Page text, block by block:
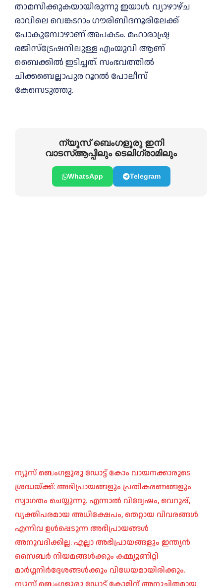
താമസിക്കുകയായിരുന്നു ഇയാൾ. വ്യാഴാഴ്ച
രാവിലെ വെങ്കടറാം ഗൗരിബിദനൂരിലേക്ക്
പോകുമ്പോഴാണ് അപകടം. മഹാരാഷ്ട്ര
രജിസ്ട്രേഷനിലുള്ള എംയുവി ആണ്
ബൈക്കിൽ ഇടിച്ചത്. സംഭവത്തിൽ
ചിക്കബെല്ലാപുര റൂറൽ പോലീസ്
കേസെടുത്തു.
ന്യൂസ് ബെംഗളൂരു ഇനി
വാടസ്ആപ്പിലും ടെലിഗ്രാമിലും
WhatsApp Telegram
ന്യൂസ് ബെംഗളൂരു ഡോട്ട് കോം വായനക്കാരുടെ
ശ്രദ്ധയ്ക്ക്: അഭിപ്രായങ്ങളും പ്രതികരണങ്ങളും
സ്വാഗതം ചെയ്യുന്നു. എന്നാൽ വിദ്വേഷം, വെറുപ്പ്,
വ്യക്തിപരമായ അധിക്ഷേപം, തെറ്റായ വിവരങ്ങൾ
എന്നിവ ഉൾപ്പെടുന്ന അഭിപ്രായങ്ങൾ
അനുവദിക്കില്ല. എല്ലാ അഭിപ്രായങ്ങളും ഇന്ത്യൻ
സൈബർ നിയമങ്ങൾക്കും കമ്മ്യൂണിറ്റി
മാർഗ്ഗനിർദ്ദേശങ്ങൾക്കും വിധേയമായിരിക്കും.